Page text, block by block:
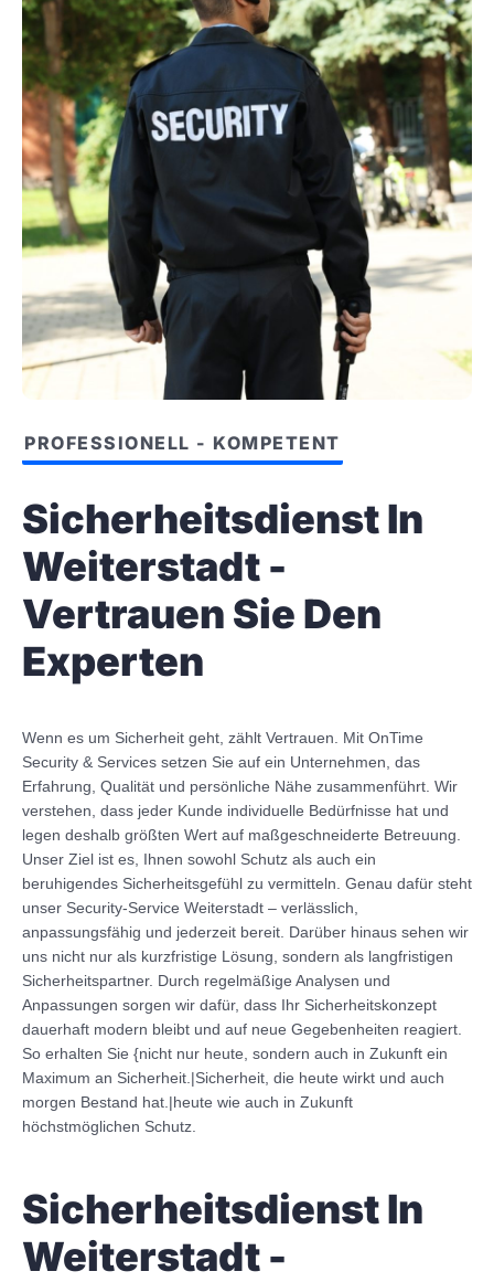
PROFESSIONELL - KOMPETENT
Sicherheitsdienst In
Weiterstadt -
Vertrauen Sie Den
Experten
Wenn es um Sicherheit geht, zählt Vertrauen. Mit OnTime
Security & Services setzen Sie auf ein Unternehmen, das
Erfahrung, Qualität und persönliche Nähe zusammenführt. Wir
verstehen, dass jeder Kunde individuelle Bedürfnisse hat und
legen deshalb größten Wert auf maßgeschneiderte Betreuung.
Unser Ziel ist es, Ihnen sowohl Schutz als auch ein
beruhigendes Sicherheitsgefühl zu vermitteln. Genau dafür steht
unser Security-Service Weiterstadt – verlässlich,
anpassungsfähig und jederzeit bereit. Darüber hinaus sehen wir
uns nicht nur als kurzfristige Lösung, sondern als langfristigen
Sicherheitspartner. Durch regelmäßige Analysen und
Anpassungen sorgen wir dafür, dass Ihr Sicherheitskonzept
dauerhaft modern bleibt und auf neue Gegebenheiten reagiert.
So erhalten Sie {nicht nur heute, sondern auch in Zukunft ein
Maximum an Sicherheit.|Sicherheit, die heute wirkt und auch
morgen Bestand hat.|heute wie auch in Zukunft
höchstmöglichen Schutz.
Sicherheitsdienst In
Weiterstadt -